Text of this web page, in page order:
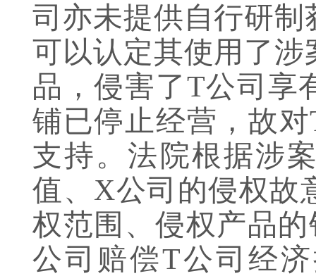
司亦未提供自行研
可以认定其使用了
品，侵害了T公司享
铺已停止经营，故
支持。法院根据涉
值、X公司的侵权故
权范围、侵权产品
公司赔偿T公司经